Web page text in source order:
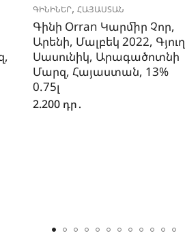
ԳԻՆԻՆԵՐ, ՀԱՅԱՍՏԱՆ
Գինի Orran Կարմիր Չոր,
Արենի, Մալբեկ 2022, Գյուղ
Սասունիկ, Արագածոտնի
Մարզ, Հայաստան, 13%
0.75լ
2.200 դր․